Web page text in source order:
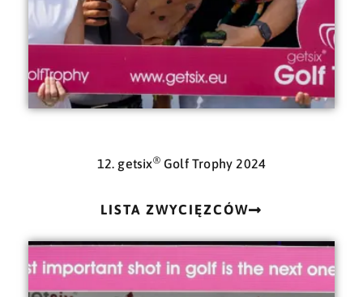
12. getsix®Golf Trophy 2024
LISTA ZWYCIĘZCÓW